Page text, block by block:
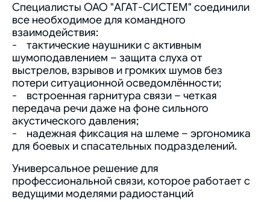
Специалисты ОАО "АГАТ-СИСТЕМ" соединили
все необходимое для командного
взаимодействия:
- тактические наушники с активным
шумоподавлением – защита слуха от
выстрелов, взрывов и громких шумов без
потери ситуационной осведомлённости;
- встроенная гарнитура связи – четкая
передача речи даже на фоне сильного
акустического давления;
- надежная фиксация на шлеме – эргономика
для боевых и спасательных подразделений.
Универсальное решение для
профессиональной связи, которое работает с
ведущими моделями радиостанций